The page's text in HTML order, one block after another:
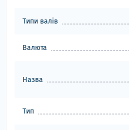
Типи валів
Валюта
Назва
Тип